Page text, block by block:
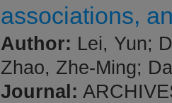
associations,
Author: Lei, Yun;
Zhao, Zhe-Ming;
Journal: